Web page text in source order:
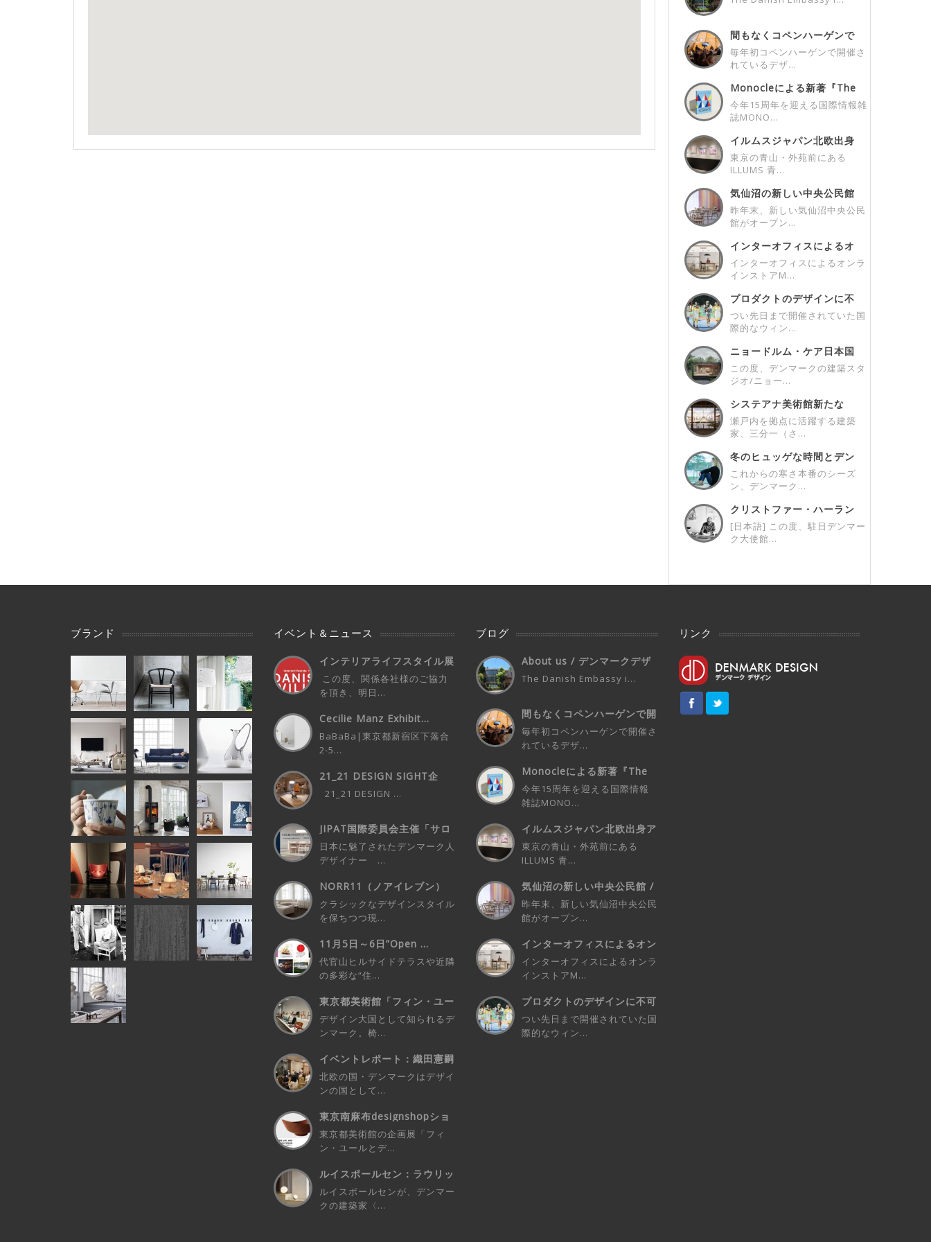
間もなくコペンハーゲンで
開催！3days...
毎年初コペンハーゲンで開催さ
れているデザ...
Monocleによる新著『The
Mon...
今年15周年を迎える国際情報雑
誌MONO...
イルムスジャパン北欧出身
アーティストとの...
東京の青山・外苑前にある
ILLUMS 青...
気仙沼の新しい中央公民館
/ New C...
昨年末、新しい気仙沼中央公民
館がオープン...
インターオフィスによるオ
インターオフィスによるオンラ
インストアM...
プロダクトのデザインに不
可欠なユーザーさ...
つい先日まで開催されていた国
際的なウィン...
ニョードルム・ケア日本国
内初のプロジェク...
この度、デンマークの建築スタ
ジオ/ニョー...
システアナ美術館新たな
「第4室」/ A ...
瀬戸内を拠点に活躍する建築
家、三分一（さ...
冬のヒュッゲな時間とデン
マークデザイン ...
これからの寒さ本番のシーズ
ン、デンマーク...
クリストファー・ハーラン
x駐日デンマーク...
[日本語] この度、駐日デンマー
ク大使館...
ブランド イベント＆ニュース
インテリアライフスタイル展
この度、関係各社様のご協力
を頂き、明日...
Cecilie Manz Exhibit...
BaBaBa|東京都新宿区下落合
2-5...
21_21 DESIGN SIGHT企
21_21 DESIGN ...
JIPAT国際委員会主催「サロ
日本に魅了されたデンマーク人
デザイナー ...
NORR11（ノアイレブン）
クラシックなデザインスタイル
を保ちつつ現...
11月5日～6日”Open ...
代官山ヒルサイドテラスや近隣
の多彩な“住...
東京都美術館「フィン・ユー
デザイン大国として知られるデ
ンマーク。椅...
イベントレポート：織田憲嗣
北欧の国・デンマークはデザイ
ンの国として...
東京南麻布designshopショ
東京都美術館の企画展「フィ
ン・ユールとデ...
ルイスポールセン：ラウリッ
ルイスポールセンが、デンマー
クの建築家〈...
ブログ
About us / デンマークデザ
The Danish Embassy i...
間もなくコペンハーゲンで開
毎年初コペンハーゲンで開催さ
れているデザ...
Monocleによる新著『The
今年15周年を迎える国際情報
雑誌MONO...
イルムスジャパン北欧出身ア
東京の青山・外苑前にある
ILLUMS 青...
気仙沼の新しい中央公民館 /
昨年末、新しい気仙沼中央公民
館がオープン...
インターオフィスによるオン
インターオフィスによるオンラ
インストアM...
プロダクトのデザインに不可
つい先日まで開催されていた国
際的なウィン...
リンク